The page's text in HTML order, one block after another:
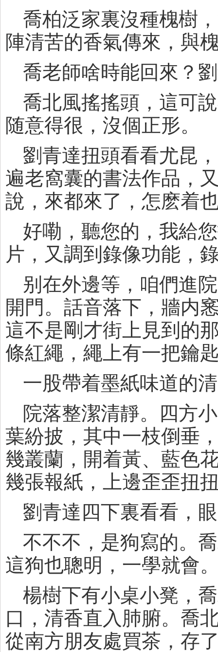
喬柏泛家裏沒種槐樹
陣清苦的香氣傳來，與
喬老師啥時能回來？
喬北風搖搖頭，這可
随意得很，沒個正形。
劉青達扭頭看看尤昆
遍老窩囊的書法作品，
說，來都來了，怎麽着
好嘞，聽您的，我給
片，又調到錄像功能，
别在外邊等，咱們進
開門。話音落下，牆内
這不是剛才街上見到的
條紅繩，繩上有一把鑰
一股帶着墨紙味道的
院落整潔清靜。四方
葉紛披，其中一枝倒垂
幾叢蘭，開着黃、藍色
幾張報紙，上邊歪歪扭
劉青達四下裏看看，
不不不，是狗寫的。
這狗也聰明，一學就會
楊樹下有小桌小凳，
口，清香直入肺腑。喬
從南方朋友處買茶，存